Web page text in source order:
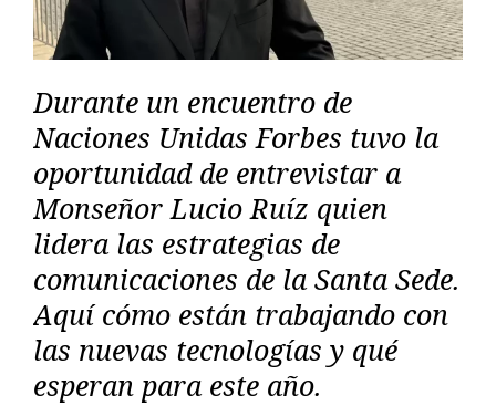
Durante un encuentro de
Naciones Unidas Forbes tuvo la
oportunidad de entrevistar a
Monseñor Lucio Ruíz quien
lidera las estrategias de
comunicaciones de la Santa Sede.
Aquí cómo están trabajando con
las nuevas tecnologías y qué
esperan para este año.